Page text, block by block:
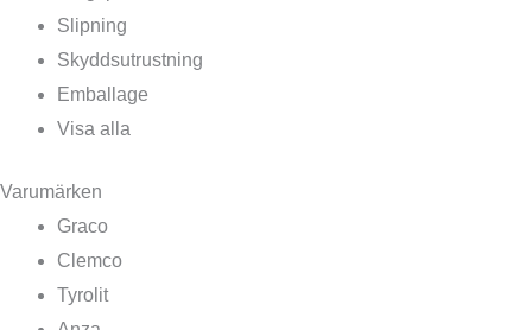
Slipning
Skyddsutrustning
Emballage
Visa alla
Varumärken
Graco
Clemco
Tyrolit